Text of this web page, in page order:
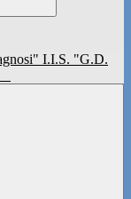
I.I.S. "G.D.